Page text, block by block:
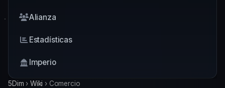
Alianza
Estadísticas
Imperio
5Dim › Wiki › Comercio